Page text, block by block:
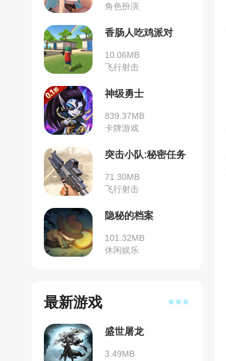
角色扮演
香肠人吃鸡派对
10.06MB
飞行射击
神级勇士
839.37MB
卡牌游戏
突击小队:秘密任务
71.30MB
飞行射击
隐秘的档案
101.32MB
休闲娱乐
最新游戏
盛世屠龙
3.49MB